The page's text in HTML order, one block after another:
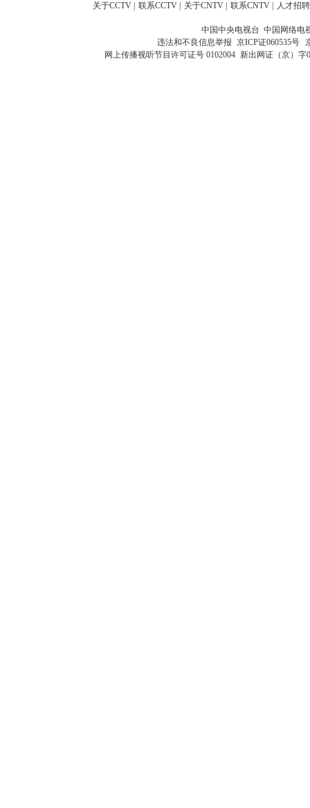
关于CCTV 联系CCTV 关于CNTV 联系CNTV 人才招聘
中国中央电视台 中国网络电
违法和不良信息举报 京ICP证060535号
网上传播视听节目许可证号 0102004 新出网证（京）